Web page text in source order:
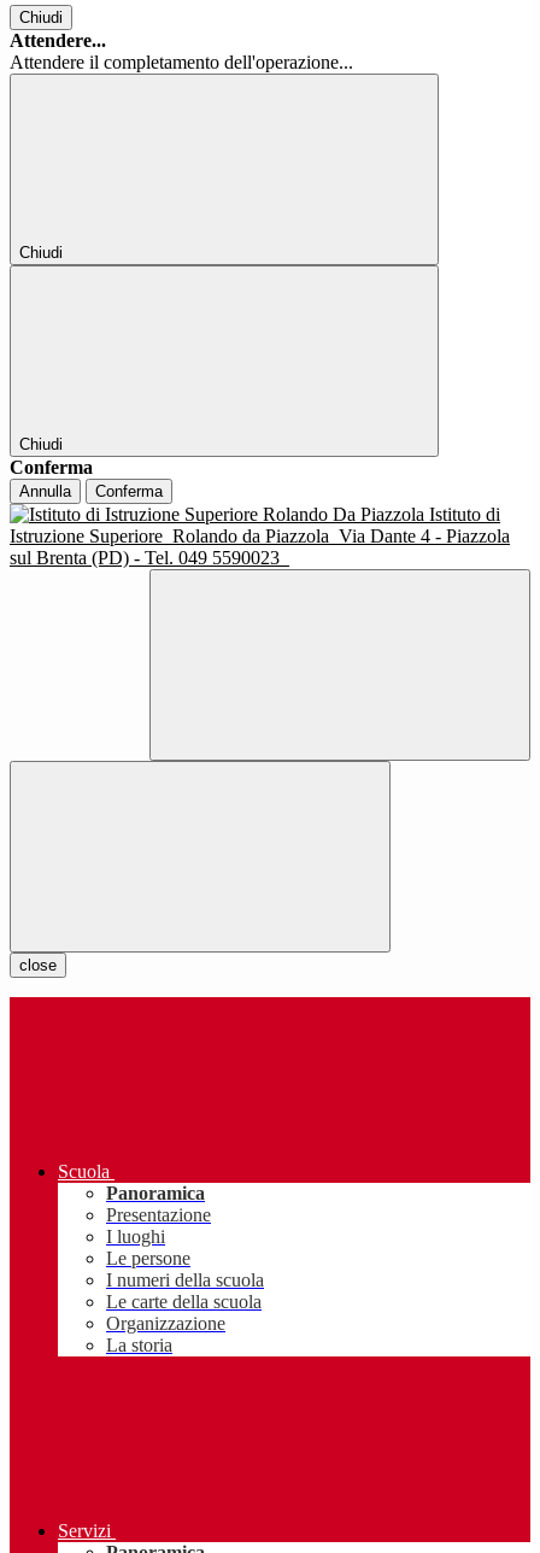
Chiudi
Attendere...
Attendere il completamento dell'operazione...
Chiudi
Chiudi
Conferma
Annulla Conferma
Istituto di
Istruzione Superiore Rolando da Piazzola Via Dante 4 - Piazzola
sul Brenta (PD) - Tel. 049 5590023
close
Scuola
Panoramica
Presentazione
I luoghi
Le persone
I numeri della scuola
Le carte della scuola
Organizzazione
La storia
Servizi